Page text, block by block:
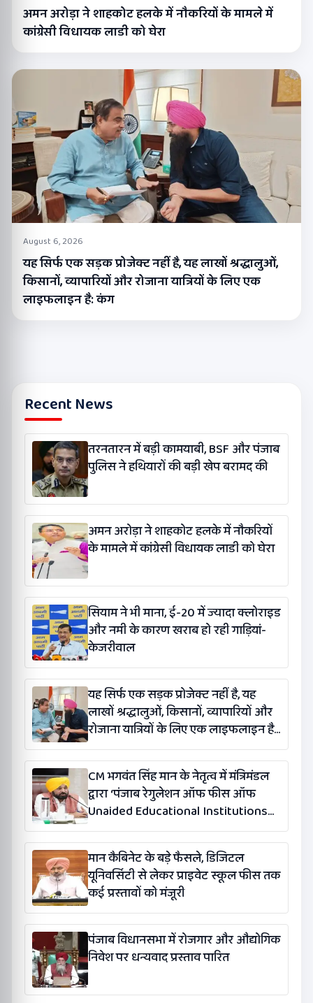
अमन अरोड़ा ने शाहकोट हलके में नौकरियों के मामले में
कांग्रेसी विधायक लाडी को घेरा
August 6, 2026
यह सिर्फ एक सड़क प्रोजेक्ट नहीं है, यह लाखों श्रद्धालुओं,
किसानों, व्यापारियों और रोजाना यात्रियों के लिए एक
लाइफलाइन है: कंग
Recent News
तरनतारन में बड़ी कामयाबी, BSF और पंजाब
पुलिस ने हथियारों की बड़ी खेप बरामद की
अमन अरोड़ा ने शाहकोट हलके में नौकरियों
के मामले में कांग्रेसी विधायक लाडी को घेरा
सियाम ने भी माना, ई-20 में ज्यादा क्लोराइड
और नमी के कारण खराब हो रही गाड़ियां-
केजरीवाल
यह सिर्फ एक सड़क प्रोजेक्ट नहीं है, यह
लाखों श्रद्धालुओं, किसानों, व्यापारियों और
रोजाना यात्रियों के लिए एक लाइफलाइन है:
कंग
CM भगवंत सिंह मान के नेतृत्व में मंत्रिमंडल
द्वारा ‘पंजाब रेगुलेशन ऑफ फीस ऑफ
Unaided Educational Institutions
(संशोधन) विधेयक-2026’ पास
मान कैबिनेट के बड़े फैसले, डिजिटल
यूनिवर्सिटी से लेकर प्राइवेट स्कूल फीस तक
कई प्रस्तावों को मंजूरी
पंजाब विधानसभा में रोजगार और औद्योगिक
निवेश पर धन्यवाद प्रस्ताव पारित